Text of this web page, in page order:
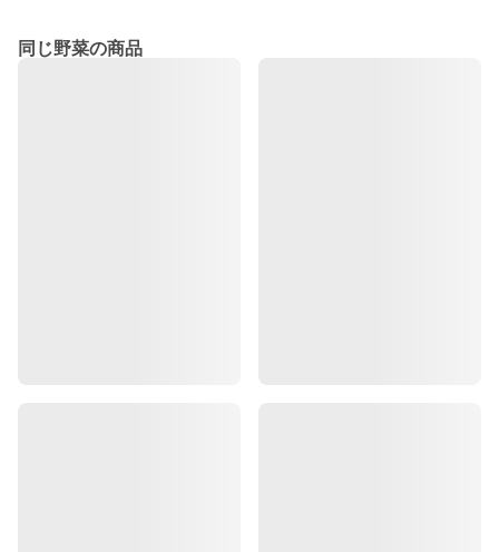
同じ野菜の商品